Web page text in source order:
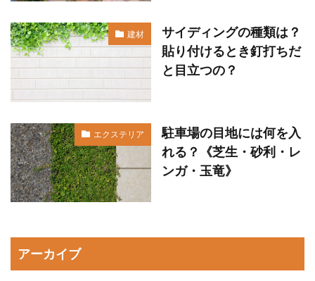
建材
サイディングの種類は？
貼り付けるとき釘打ちだ
と目立つの？
エクステリア
駐車場の目地には何を入
れる？《芝生・砂利・レ
ンガ・玉竜》
アーカイブ